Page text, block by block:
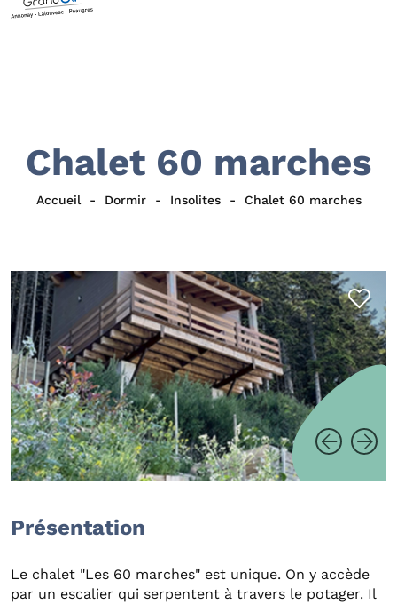
Chalet 60 marches
Accueil Dormir Insolites Chalet 60 marches
Présentation
Le chalet "Les 60 marches" est unique. On y accède
par un escalier qui serpentent à travers le potager. Il